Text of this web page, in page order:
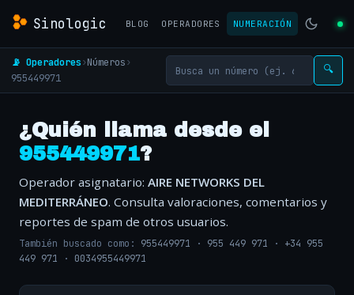
Sinologic BLOG OPERADORES NUMERACIÓN
📡 Operadores›Números›
955449971
🔍
¿Quién llama desde el
955449971?
Operador asignatario: AIRE NETWORKS DEL
MEDITERRÁNEO. Consulta valoraciones, comentarios y
reportes de spam de otros usuarios.
También buscado como: 955449971 · 955 449 971 · +34 955
449 971 · 0034955449971